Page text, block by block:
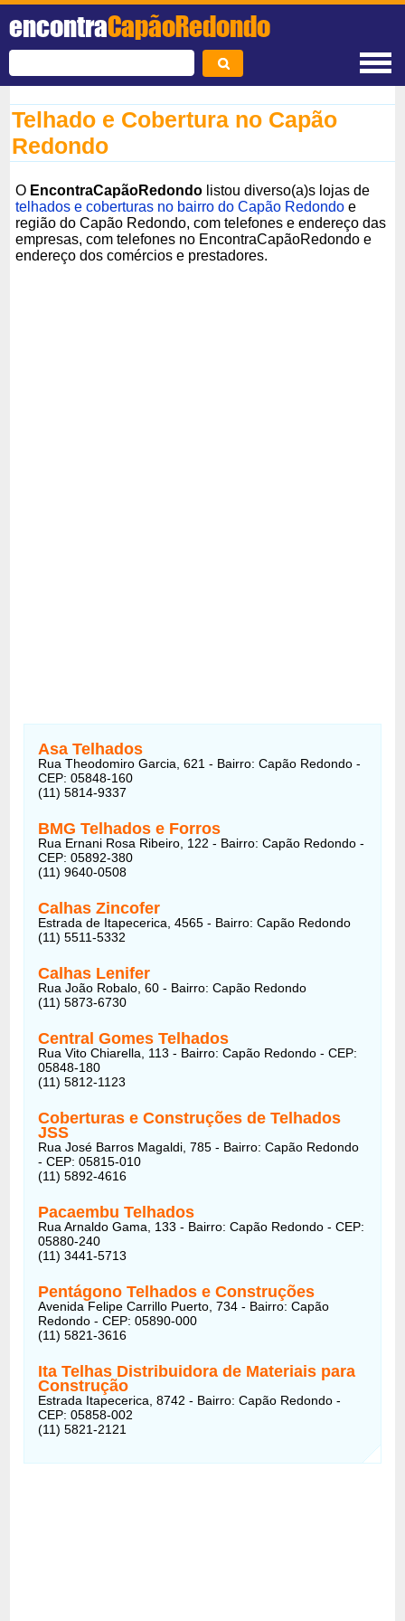
encontraCapãoRedondo
Telhado e Cobertura no Capão
Redondo
O EncontraCapãoRedondo listou diverso(a)s lojas de
telhados e coberturas no bairro do Capão Redondo e
região do Capão Redondo, com telefones e endereço das
empresas, com telefones no EncontraCapãoRedondo e
endereço dos comércios e prestadores.
Asa Telhados
Rua Theodomiro Garcia, 621 - Bairro: Capão Redondo -
CEP: 05848-160
(11) 5814-9337
BMG Telhados e Forros
Rua Ernani Rosa Ribeiro, 122 - Bairro: Capão Redondo -
CEP: 05892-380
(11) 9640-0508
Calhas Zincofer
Estrada de Itapecerica, 4565 - Bairro: Capão Redondo
(11) 5511-5332
Calhas Lenifer
Rua João Robalo, 60 - Bairro: Capão Redondo
(11) 5873-6730
Central Gomes Telhados
Rua Vito Chiarella, 113 - Bairro: Capão Redondo - CEP:
05848-180
(11) 5812-1123
Coberturas e Construções de Telhados
JSS
Rua José Barros Magaldi, 785 - Bairro: Capão Redondo
- CEP: 05815-010
(11) 5892-4616
Pacaembu Telhados
Rua Arnaldo Gama, 133 - Bairro: Capão Redondo - CEP:
05880-240
(11) 3441-5713
Pentágono Telhados e Construções
Avenida Felipe Carrillo Puerto, 734 - Bairro: Capão
Redondo - CEP: 05890-000
(11) 5821-3616
Ita Telhas Distribuidora de Materiais para
Construção
Estrada Itapecerica, 8742 - Bairro: Capão Redondo -
CEP: 05858-002
(11) 5821-2121